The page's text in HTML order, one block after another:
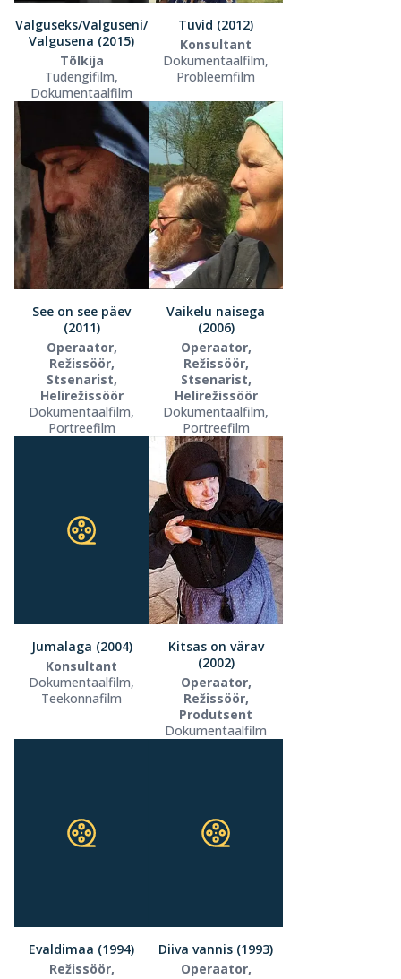
Valguseks/Valguseni/
Valgusena (2015)
Tõlkija
Tudengifilm,
Dokumentaalfilm
Tuvid (2012)
Konsultant
Dokumentaalfilm,
Probleemfilm
See on see päev
(2011)
Operaator,
Režissöör,
Stsenarist,
Helirežissöör
Dokumentaalfilm,
Portreefilm
Vaikelu naisega
(2006)
Operaator,
Režissöör,
Stsenarist,
Helirežissöör
Dokumentaalfilm,
Portreefilm
Jumalaga (2004)
Konsultant
Dokumentaalfilm,
Teekonnafilm
Kitsas on värav
(2002)
Operaator,
Režissöör,
Produtsent
Dokumentaalfilm
Evaldimaa (1994)
Režissöör,
Diiva vannis (1993)
Operaator,